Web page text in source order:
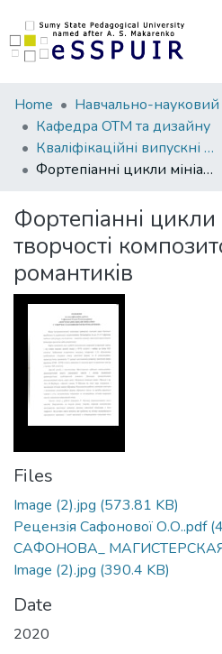
Communities
&
Collections
All of DSpace
Statistics
Home
Кафедра ОТМ та дизайну
Кваліфікаційні випускні роботи здобувачів вищої освіти
Фортепіанні цикли мініатюр у творчості композиторів-романтиків
Фортепіанні цикли
творчості
романтиків
Files
Image (2).jpg (573.81 KB)
Рецензія Сафонової О.О..pdf
САФОНОВА_
Image (2).jpg (390.4 KB)
Date
2020